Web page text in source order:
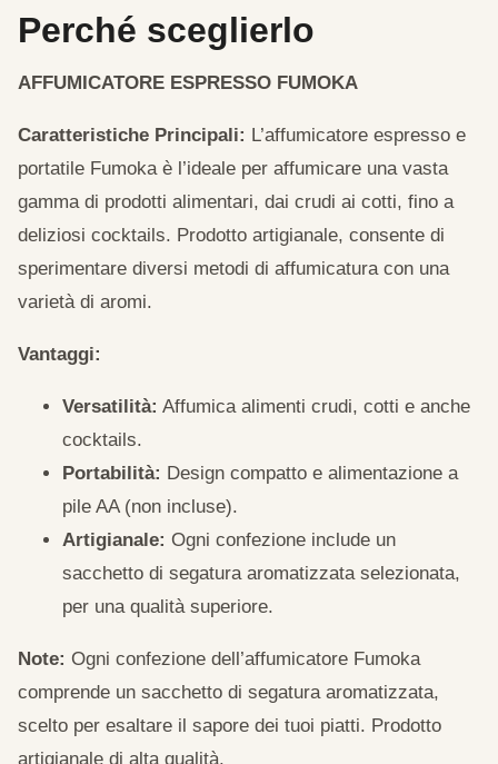
Perché sceglierlo
AFFUMICATORE ESPRESSO FUMOKA
Caratteristiche Principali: L’affumicatore espresso e
portatile Fumoka è l’ideale per affumicare una vasta
gamma di prodotti alimentari, dai crudi ai cotti, fino a
deliziosi cocktails. Prodotto artigianale, consente di
sperimentare diversi metodi di affumicatura con una
varietà di aromi.
Vantaggi:
Versatilità: Affumica alimenti crudi, cotti e anche
cocktails.
Portabilità: Design compatto e alimentazione a
pile AA (non incluse).
Artigianale: Ogni confezione include un
sacchetto di segatura aromatizzata selezionata,
per una qualità superiore.
Note: Ogni confezione dell’affumicatore Fumoka
comprende un sacchetto di segatura aromatizzata,
scelto per esaltare il sapore dei tuoi piatti. Prodotto
artigianale di alta qualità.